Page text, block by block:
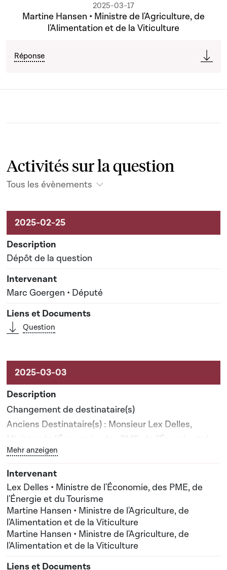
2025-03-17
Martine Hansen • Ministre de l'Agriculture, de
l'Alimentation et de la Viticulture
Réponse
Activités sur la question
Tous les évènements
Activités sur le dossier
Dépôt de la question
Marc Goergen • Député
Question
Changement de destinataire(s)
Anciens Destinataire(s) : Monsieur Lex Delles,
Ministre de l'Économie, des PME, de l'Énergie et du
Tourisme; Madame Martine Hansen, Ministre de
l'Agriculture, de l'Alimentation et de la Viticulture
Nouveau(x) destinataire(s) : Madame Martine
Hansen, Ministre de l'Agriculture, de l'Alimentation et
de la Viticulture
Bouton graphique servant à afficher ou cacher tous
Mehr anzeigen
Lex Delles • Ministre de l'Économie, des PME, de
l'Énergie et du Tourisme
Martine Hansen • Ministre de l'Agriculture, de
l'Alimentation et de la Viticulture
Martine Hansen • Ministre de l'Agriculture, de
l'Alimentation et de la Viticulture